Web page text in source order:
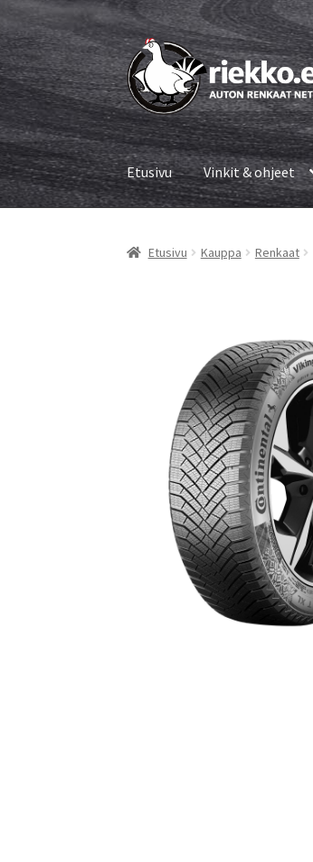
Siirry
navigointiin
Siirry
sisältöön
Etusivu Vinkit & ohjeet
Etusivu Kauppa Renkaat